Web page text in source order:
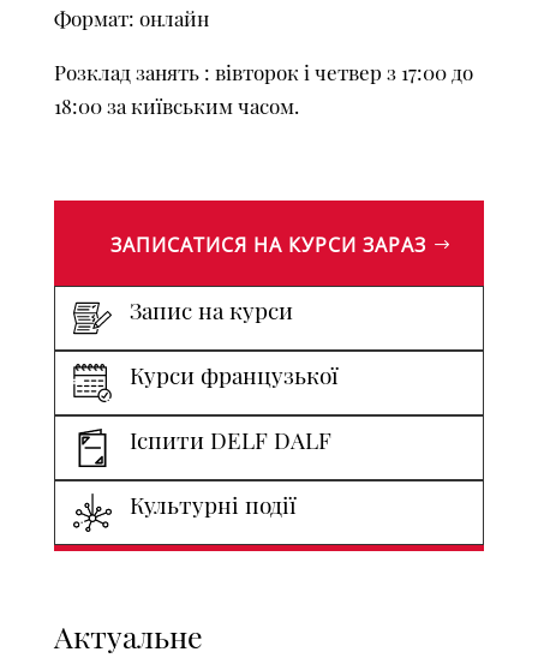
Формат: онлайн
Розклад занять : вівторок і четвер з 17:00 до
18:00 за київським часом.
ЗАПИСАТИСЯ НА КУРСИ ЗАРАЗ
Запис на курси
Курси французької
Іспити DELF DALF
Культурні події
Актуальне